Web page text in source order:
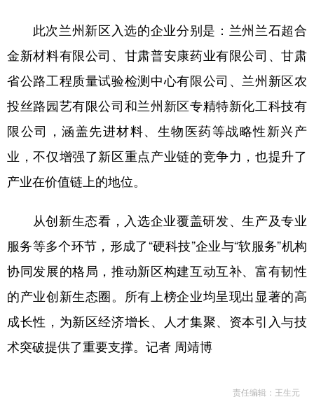
此次兰州新区入选的企业分别是：兰州兰石超合
金新材料有限公司、甘肃普安康药业有限公司、甘肃
省公路工程质量试验检测中心有限公司、兰州新区农
投丝路园艺有限公司和兰州新区专精特新化工科技有
限公司，涵盖先进材料、生物医药等战略性新兴产
业，不仅增强了新区重点产业链的竞争力，也提升了
产业在价值链上的地位。
从创新生态看，入选企业覆盖研发、生产及专业
服务等多个环节，形成了“硬科技”企业与“软服务”机构
协同发展的格局，推动新区构建互动互补、富有韧性
的产业创新生态圈。所有上榜企业均呈现出显著的高
成长性，为新区经济增长、人才集聚、资本引入与技
术突破提供了重要支撑。记者 周靖博
责任编辑：王生元